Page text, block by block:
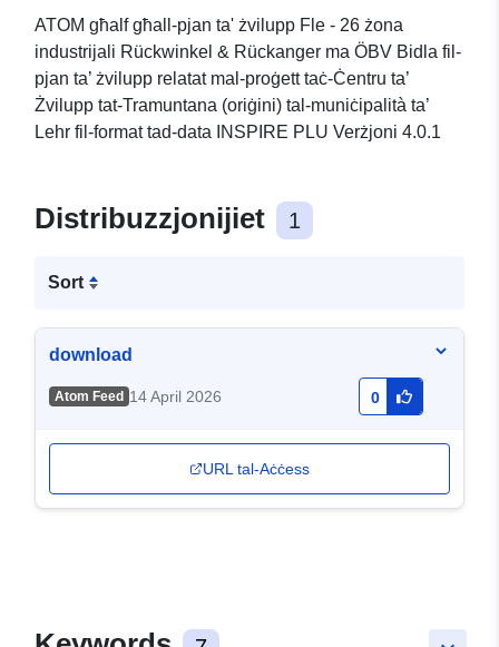
Żvilupp tat-Tramuntana
(oriġini) tal-muniċipalità ta’
Lehr
ATOM għalf għall-pjan ta' żvilupp Fle - 26 żona
industrijali Rückwinkel & Rückanger ma ÖBV Bidla fil-
pjan ta’ żvilupp relatat mal-proġett taċ-Ċentru ta’
Żvilupp tat-Tramuntana (oriġini) tal-muniċipalità ta’
Lehr fil-format tad-data INSPIRE PLU Verżjoni 4.0.1
Distribuzzjonijiet 1
Sort
download
Atom Feed 14 April 2026 0
URL tal-Aċċess